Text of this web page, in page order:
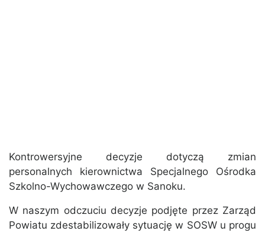
Kontrowersyjne decyzje dotyczą zmian
personalnych kierownictwa Specjalnego Ośrodka
Szkolno-Wychowawczego w Sanoku.
W naszym odczuciu decyzje podjęte przez Zarząd
Powiatu zdestabilizowały sytuację w SOSW u progu